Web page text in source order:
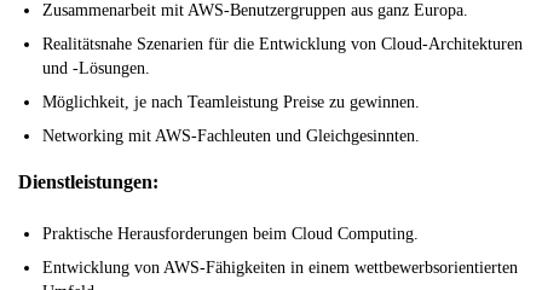
Zusammenarbeit mit AWS-Benutzergruppen aus ganz Europa.
Realitätsnahe Szenarien für die Entwicklung von Cloud-Architekturen
und -Lösungen.
Möglichkeit, je nach Teamleistung Preise zu gewinnen.
Networking mit AWS-Fachleuten und Gleichgesinnten.
Dienstleistungen:
Praktische Herausforderungen beim Cloud Computing.
Entwicklung von AWS-Fähigkeiten in einem wettbewerbsorientierten